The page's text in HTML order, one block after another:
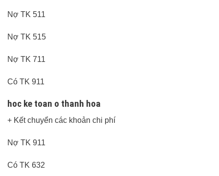
Nợ TK 511
Nợ TK 515
Nợ TK 711
Có TK 911
hoc ke toan o thanh hoa
+ Kết chuyển các khoản chi phí
Nợ TK 911
Có TK 632